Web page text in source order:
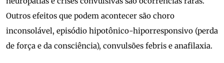
Outros efeitos que podem acontecer são choro
inconsolável, episódio hipotônico-hiporresponsivo (perda
de força e da consciência), convulsões febris e anafilaxia.